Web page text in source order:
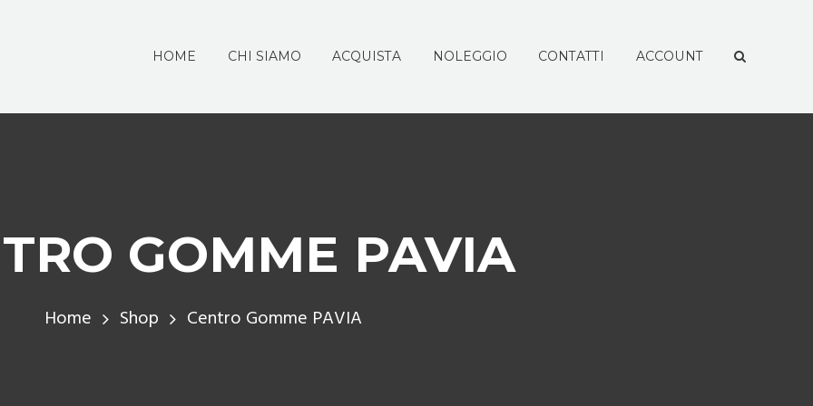
HOME CHI SIAMO ACQUISTA NOLEGGIO CONTATTI ACCOUNT
GOMME PAVIA
Home Shop Centro Gomme PAVIA